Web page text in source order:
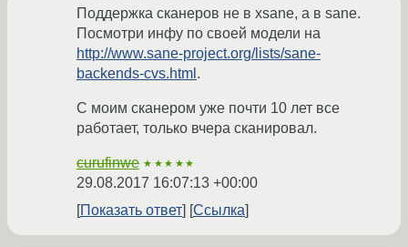
Поддержка сканеров не в xsane, а в sane.
Посмотри инфу по своей модели на
http://www.sane-project.org/lists/sane-
backends-cvs.html .
С моим сканером уже почти 10 лет все
работает, только вчера сканировал.
curufinwe ★★★★★
29.08.2017 16:07:13 +00:00
Показать ответ
Ссылка